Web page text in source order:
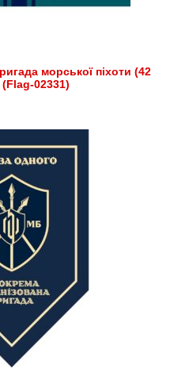
морської піхоти (42
02331)